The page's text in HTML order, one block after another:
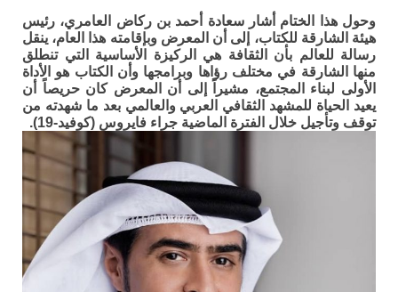
وحول هذا الختام أشار سعادة أحمد بن ركاض العامري، رئيس
هيئة الشارقة للكتاب، إلى أن المعرض وبإقامته هذا العام، ينقل
رسالة للعالم بأن الثقافة هي الركيزة الأساسية التي تنطلق
منها الشارقة في مختلف رؤاها وبرامجها وأن الكتاب هو الأداة
الأولى لبناء المجتمع، مشيراً إلى أن المعرض كان حريصاً أن
يعيد الحياة للمشهد الثقافي العربي والعالمي بعد ما شهدته من
توقف وتأجيل خلال الفترة الماضية جراء فايروس (كوفيد-19).